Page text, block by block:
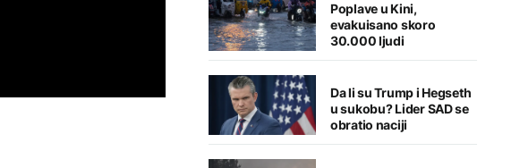
Poplave u Kini,
evakuisano skoro
30.000 ljudi
Da li su Trump i Hegseth
u sukobu? Lider SAD se
obratio naciji